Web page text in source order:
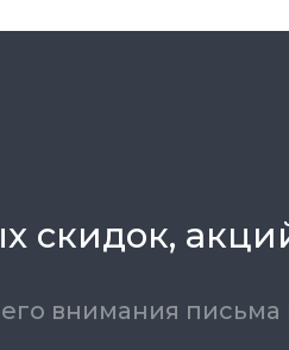
скидок,
внимания письма